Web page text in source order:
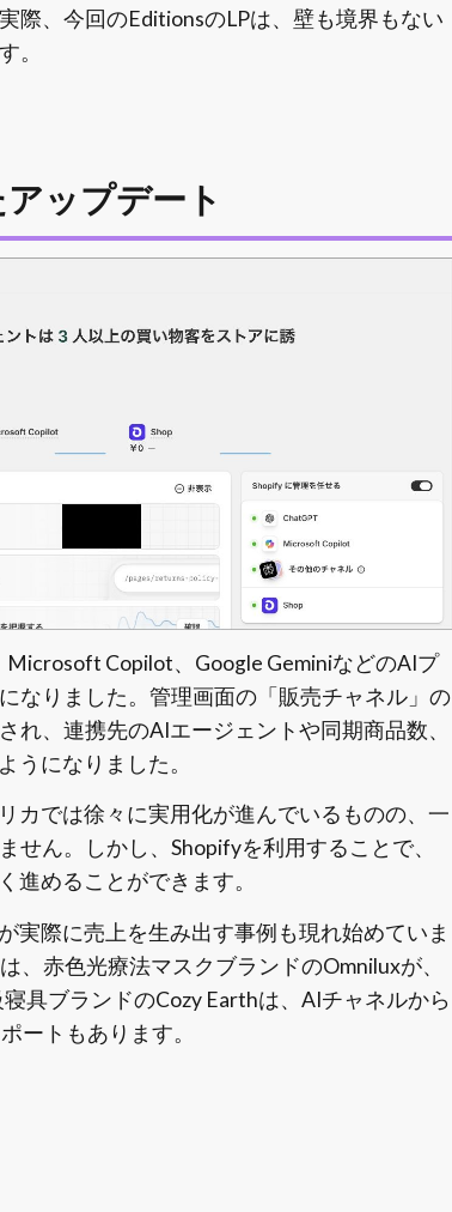
際、今回のEditionsのLPは、壁も境界もない
。
ップデート
Copilot、Google GeminiなどのAIプ
なりました。管理画面の「販売チャネル」の
、連携先のAIエージェントや同期商品数、
うになりました。
カでは徐々に実用化が進んでいるものの、一
ん。しかし、Shopifyを利用することで、
進めることができます。
実際に売上を生み出す事例も現れ始めていま
、赤色光療法マスクブランドのOmniluxが、
具ブランドのCozy Earthは、AIチャネルから
ートもあります。